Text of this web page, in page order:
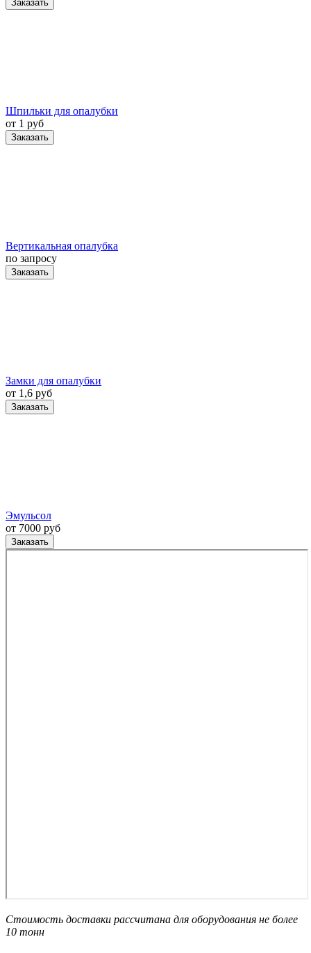
Заказать
Шпильки для опалубки
от 1 руб
Заказать
Вертикальная опалубка
по запросу
Заказать
Замки для опалубки
от 1,6 руб
Заказать
Эмульсол
от 7000 руб
Заказать
Стоимость доставки рассчитана для оборудования не более
10 тонн